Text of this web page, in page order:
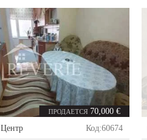
ПРОДАЕТСЯ 70,000 €
Центр Код:60674